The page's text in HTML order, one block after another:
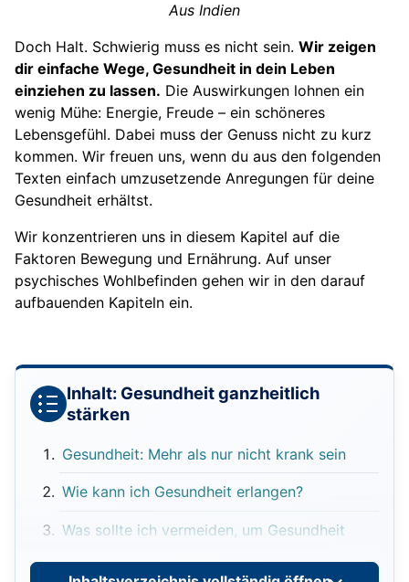
Aus Indien
Doch Halt. Schwierig muss es nicht sein. Wir zeigen
dir einfache Wege, Gesundheit in dein Leben
einziehen zu lassen. Die Auswirkungen lohnen ein
wenig Mühe: Energie, Freude – ein schöneres
Lebensgefühl. Dabei muss der Genuss nicht zu kurz
kommen. Wir freuen uns, wenn du aus den folgenden
Texten einfach umzusetzende Anregungen für deine
Gesundheit erhältst.
Wir konzentrieren uns in diesem Kapitel auf die
Faktoren Bewegung und Ernährung. Auf unser
psychisches Wohlbefinden gehen wir in den darauf
aufbauenden Kapiteln ein.
Inhalt: Gesundheit ganzheitlich
stärken
Gesundheit: Mehr als nur nicht krank sein
Wie kann ich Gesundheit erlangen?
Was sollte ich vermeiden, um Gesundheit